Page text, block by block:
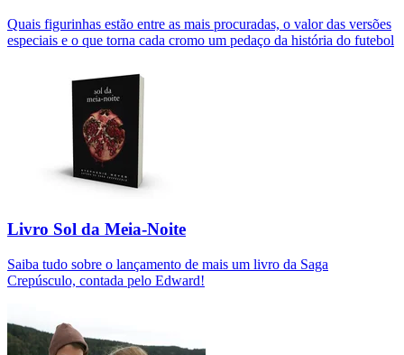
Quais figurinhas estão entre as mais procuradas, o valor das versões
especiais e o que torna cada cromo um pedaço da história do futebol
Livro Sol da Meia-Noite
Saiba tudo sobre o lançamento de mais um livro da Saga
Crepúsculo, contada pelo Edward!